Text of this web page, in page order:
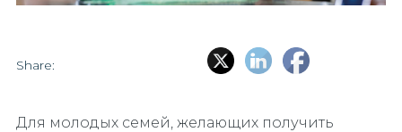
Share:
Для молодых семей, желающих получить